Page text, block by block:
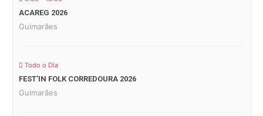
ACAREG 2026
Guimarães
Todo o Dia
FEST’IN FOLK CORREDOURA 2026
Guimarães